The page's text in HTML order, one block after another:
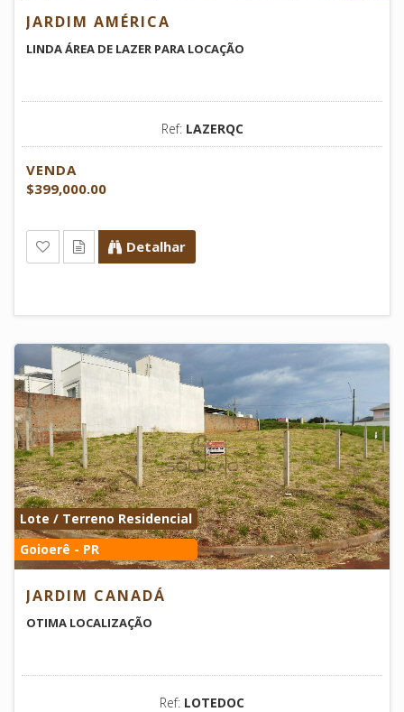
JARDIM AMÉRICA
LINDA ÁREA DE LAZER PARA LOCAÇÃO
Ref: LAZERQC
VENDA
$399,000.00
Detalhar
Lote / Terreno Residencial
Goioerê - PR
JARDIM CANADÁ
OTIMA LOCALIZAÇÃO
Ref: LOTEDOC